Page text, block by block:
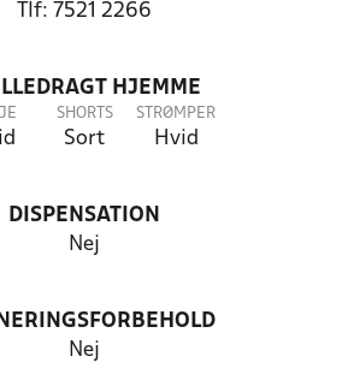
Tlf: 7521 2266
HJEMME
SHORTS
Sort
STRØMPER
Hvid
DISPENSATION
Nej
Nej